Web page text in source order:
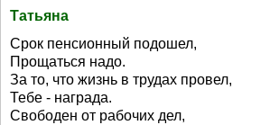
Татьяна
Срок пенсионный подошел,
Прощаться надо.
За то, что жизнь в трудах провел,
Тебе - награда.
Свободен от рабочих дел,